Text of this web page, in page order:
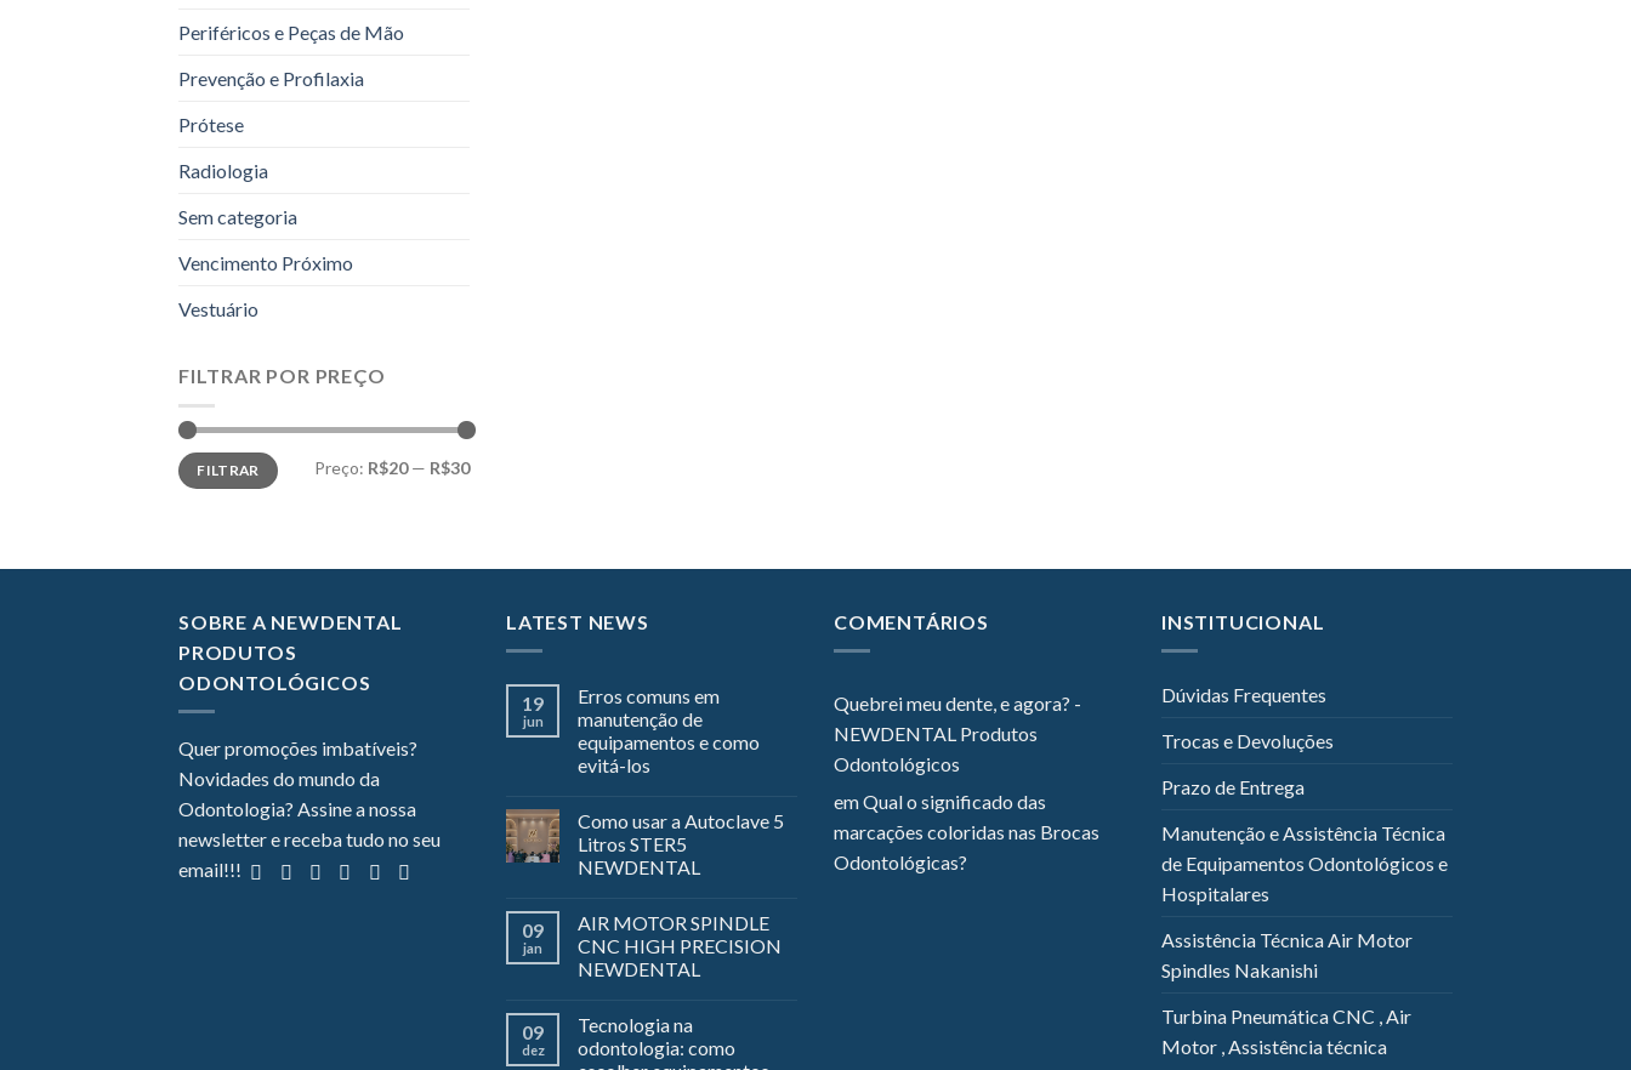
Periféricos e Peças de Mão
Prevenção e Profilaxia
Prótese
Radiologia
Sem categoria
Vencimento Próximo
Vestuário
FILTRAR POR PREÇO
Preço
mínimo
Preço
máximo
FILTRAR Preço: R$20— R$30
SOBRE A NEWDENTAL
PRODUTOS
ODONTOLÓGICOS
Quer promoções imbatíveis?
Novidades do mundo da
Odontologia? Assine a nossa
newsletter e receba tudo no seu
email!!!
LATEST NEWS
19
jun
Erros comuns em
manutenção de
equipamentos e como
evitá-los
Como usar a Autoclave 5
Litros STER5
NEWDENTAL
09
jan
AIR MOTOR SPINDLE
CNC HIGH PRECISION
NEWDENTAL
09
dez
Tecnologia na
odontologia: como
COMENTÁRIOS
Quebrei meu dente, e agora? -
NEWDENTAL Produtos
Odontológicos
emQual o significado das
marcações coloridas nas Brocas
Odontológicas?
INSTITUCIONAL
Dúvidas Frequentes
Trocas e Devoluções
Prazo de Entrega
Manutenção e Assistência Técnica
de Equipamentos Odontológicos e
Hospitalares
Assistência Técnica Air Motor
Spindles Nakanishi
Turbina Pneumática CNC , Air
Motor , Assistência técnica